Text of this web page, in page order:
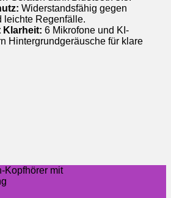
Widerstandsfähig gegen
leichte Regenfälle.
Klarheit: 6 Mikrofone und KI-
Hintergrundgeräusche für klare